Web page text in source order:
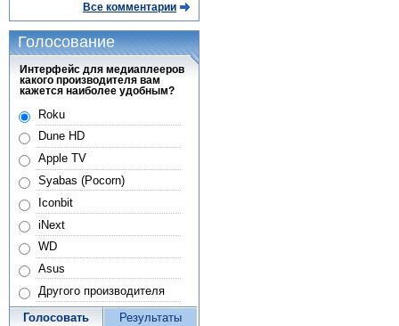
Все комментарии
Голосование
Интерфейс для медиаплееров
какого производителя вам
кажется наиболее удобным?
Roku
Dune HD
Apple TV
Syabas (Pocorn)
Iconbit
iNext
WD
Asus
Другого производителя
Голосовать Результаты